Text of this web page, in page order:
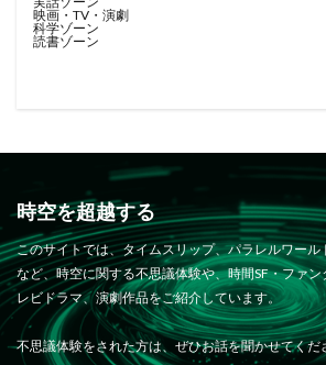
映画・TV・演劇
科学ゾーン
読書ゾーン
時空を超越する
このサイトでは、タイムスリップ、パラレルワー
など、時空に関する不思議体験や、時間SF・ファ
レビドラマ、演劇作品をご紹介しています。
不思議体験をされた方は、ぜひお話を聞かせてくだ